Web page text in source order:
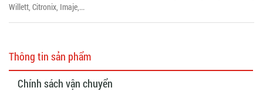
Willett, Citronix, Imaje,...
Thông tin sản phẩm
Chính sách vận chuyển